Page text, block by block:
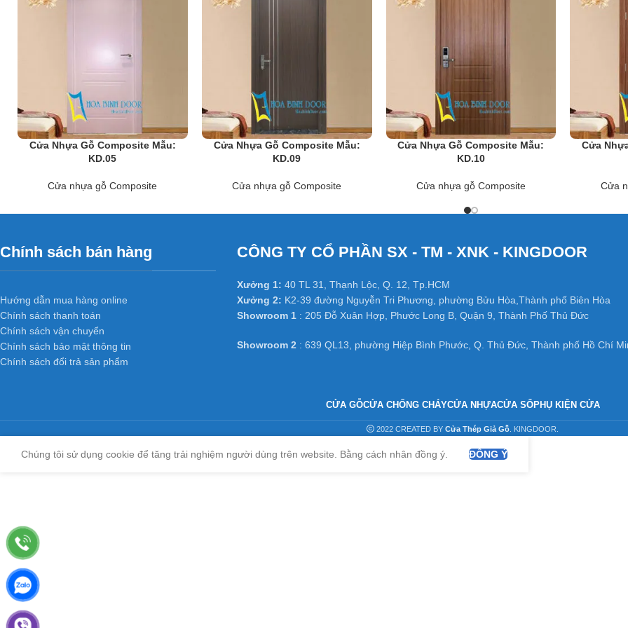
phố ở các nước tiên tiến như Mỹ, Hàn Quốc, Nhật Bản… và đặc biệt đã và đang dần phát triển mạnh ở Việt Nam.
Cửa Nhựa Gỗ Composite Mẫu:
KD.05
Cửa nhựa gỗ Composite
Cửa Nhựa Gỗ Composite Mẫu:
KD.09
Cửa nhựa gỗ Composite
Cửa Nhựa Gỗ Composite Mẫu:
KD.10
Cửa nhựa gỗ Composite
Cửa
Cửa
Chính sách bán hàng
Hướng dẫn mua hàng online
Chính sách thanh toán
Chính sách vận chuyển
Chính sách bảo mật thông tin
Chính sách đổi trả sản phẩm
CÔNG TY CỔ PHẦN SX - TM - XNK - KINGDOOR
Xưởng 1: 40 TL 31, Thạnh Lộc, Q. 12, Tp.HCM
Xưởng 2: K2-39 đường Nguyễn Tri Phương, phường Bửu Hòa,Thành phố Biên Hòa
Showroom 1: 205 Đỗ Xuân Hợp, Phước Long B, Quận 9, Thành Phố Thủ Đức
Showroom 2 : 639 QL13, phường Hiệp Bình Phước, Q. Thủ Đức, Thành phố Hồ Chí
CỬA GỖCỬA CHỐNG CHÁYCỬA NHỰACỬA SỔPHỤ KIỆN CỬA
2022 CREATED BY Cửa Thép Giả Gỗ . KINGDOOR.
Chúng tôi sử dụng cookie để tăng trải nghiệm người dùng trên website. Bằng cách nhân đồng ý. ĐỒNG Ý